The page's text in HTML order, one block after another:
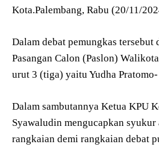
Kota.Palembang, Rabu (20/11/
Dalam debat pemungkas tersebut
Pasangan Calon (Paslon)
urut 3 (tiga) yaitu Yudha
Dalam sambutannya Ketua KPU
Syawaludin mengucapkan
rangkaian demi rangkaian debat